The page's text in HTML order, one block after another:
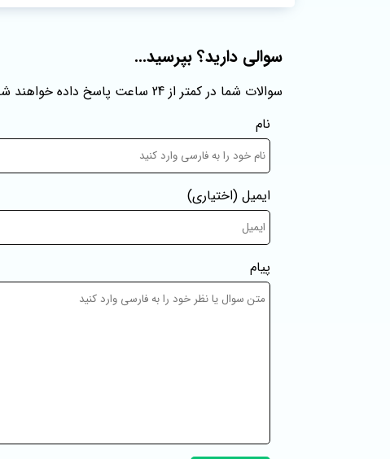
سوالی دارید؟ بپرسید...
سوالات شما در کمتر از 24 ساعت پاسخ داده خواهند شد
نام
ایمیل (اختیاری)
پیام